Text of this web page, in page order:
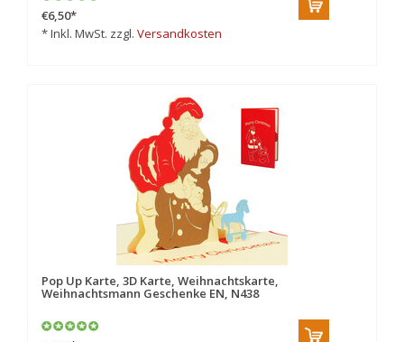
€6,50*
* Inkl. MwSt. zzgl. Versandkosten
Pop Up Karte, 3D Karte, Weihnachtskarte,
Weihnachtsmann Geschenke EN, N438